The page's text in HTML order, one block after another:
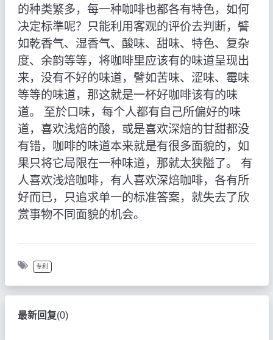
的种类繁多，每一种咖啡也都各有特色，如何
决定标準呢？只能利用客观的评价去判断，譬
如乾香气、湿香气、酸味、甜味、特色、复杂
度、余韵等等，将咖啡里应该有的味道呈现出
来，没有不好的味道，譬如苦味、涩味、霉味
等等的味道，那这就是一杯好咖啡该有的味
道。 至於口味，每个人都有自己所偏好的味
道，喜欢浅焙的酸，或是喜欢深焙的甘甜都没
有错，咖啡的味道本来就是有很多面貌的，如
果只将它局限在一种味道，那就太狭隘了。 有
人喜欢浅焙咖啡，有人喜欢深焙咖啡，各有所
好而已，只追求单一的标准答案，就失去了欣
赏事物不同面貌的机会。
专利
最新回复(0)